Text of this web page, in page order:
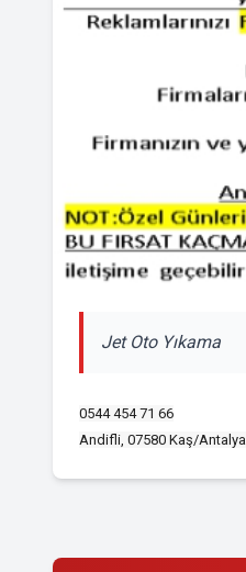
Jet Oto Yıkama
0544 454 71 66
Andifli, 07580 Kaş/Antalya